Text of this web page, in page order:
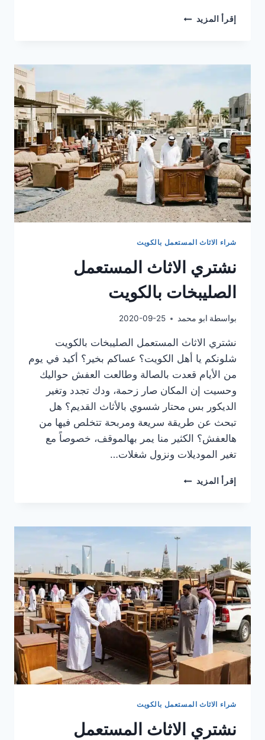
إقرأ المزيد نشتري
بالكويت
شراء الاثاث المستعمل بالكويت
نشتري الاثاث المستعمل
الصليبخات بالكويت
بواسطة ابو محمد 2020-09-25
نشتري الاثاث المستعمل الصليبخات بالكويت
شلونكم يا أهل الكويت؟ عساكم بخير؟ أكيد في يوم
من الأيام قعدت بالصالة وطالعت العفش حواليك
وحسيت إن المكان صار زحمة، ودك تجدد وتغير
الديكور بس محتار شسوي بالأثاث القديم؟ هل
تبحث عن طريقة سريعة ومربحة تتخلص فيها من
هالعفش؟ الكثير منا يمر بهالموقف، خصوصاً مع
تغير الموديلات ونزول شغلات…
إقرأ المزيد نشتري
بالكويت
شراء الاثاث المستعمل بالكويت
نشتري الاثاث المستعمل